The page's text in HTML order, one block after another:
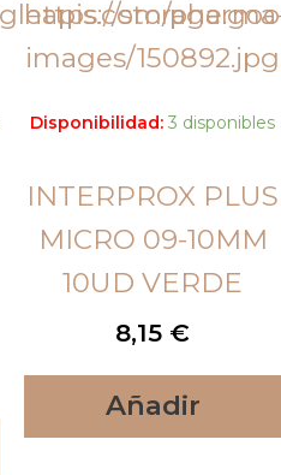
Disponibilidad: 3 disponibles
INTERPROX PLUS
MICRO 09-10MM
10UD VERDE
8,15 €
Añadir